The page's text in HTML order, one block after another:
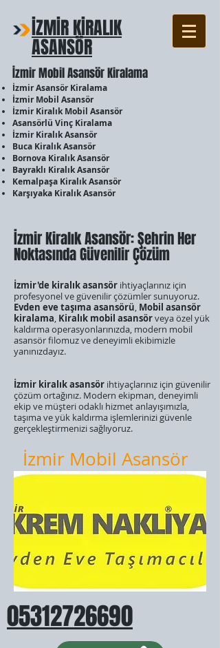
İZMİR KİRALIK
ASANSÖR
İzmir Mobil Asansör Kiralama
İzmir Asansör Kiralama
İzmir Mobil Asansör
İzmir Kiralık Mobil Asansör
Asansörlü Vinç Kiralama
İzmir Kiralık Asansör
Buca Kiralık Asansör
Bornova Kiralık Asansör
Bayraklı Kiralık Asansör
Kemalpaşa Kiralık Asansör
Karşıyaka Kiralık Asansör
İzmir Kiralık Asansör: Şehrin Her
Noktasında Güvenilir Çözüm
İzmir'de kiralık asansör ihtiyaçlarınız için
profesyonel ve güvenilir çözümler sunuyoruz.
Evden eve taşıma asansörü, Mobil asansör
kiralama, Kiralık mobil asansörveya özel yük
kaldırma operasyonlarınızda, modern mobil
asansör filomuz ve deneyimli ekibimizle
yanınızdayız.
​İzmir kiralık asansör ihtiyaçlarınız için güvenilir
çözüm ortağınız. Modern ekipman, deneyimli
ekip ve müşteri odaklı hizmet anlayışımızla,
taşıma ve yük kaldırma işlemlerinizi güvenle
gerçekleştirmenizi sağlıyoruz.
İzmir Mobil Asansör
05312726690